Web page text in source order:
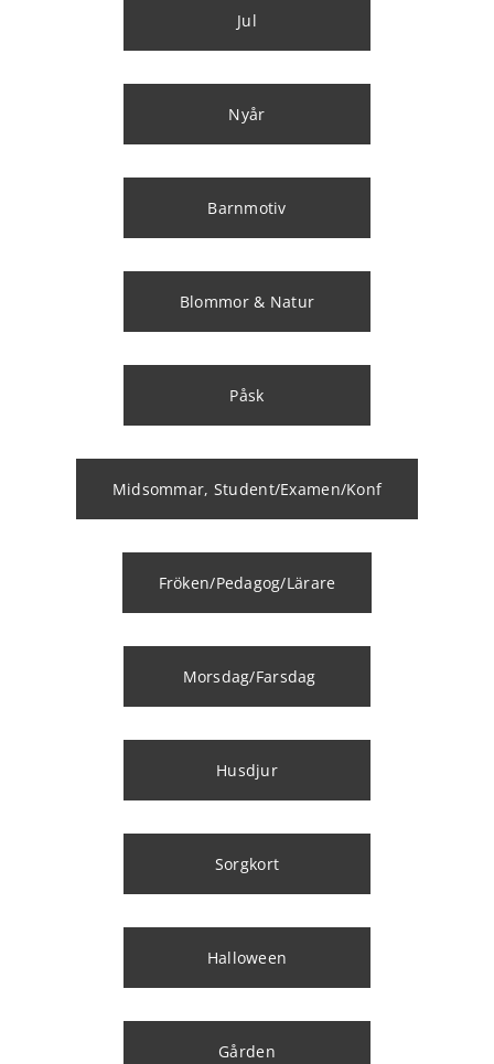
Jul
Nyår
Barnmotiv
Blommor & Natur
Påsk
Midsommar, Student/Examen/Konf
Fröken/Pedagog/Lärare
Morsdag/Farsdag
Husdjur
Sorgkort
Halloween
Gården